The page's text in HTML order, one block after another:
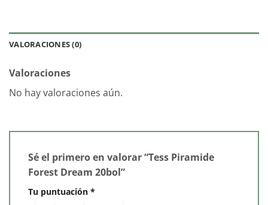
VALORACIONES (0)
Valoraciones
No hay valoraciones aún.
Sé el primero en valorar “Tess Piramide
Forest Dream 20bol”
Tu puntuación *